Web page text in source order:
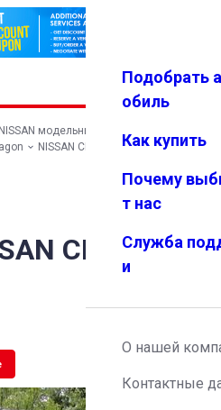
Избранн
Меню
Подобрать
обиль
Как купить
Почему
т нас
Служба
и
О нашей
Контактные
NISSAN модельный ряд
NISSAN CLIPPER RIO
CLIPPER